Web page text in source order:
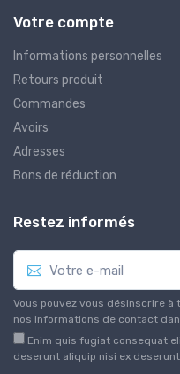
Votre compte
Informations personnelles
Retours produit
Commandes
Avoirs
Adresses
Bons de réduction
Restez informés
Vous pouvez vous désinscrire à
nos informations de contact
Enim quis fugiat consequat
deserunt aliquip nisi ex deserunt.